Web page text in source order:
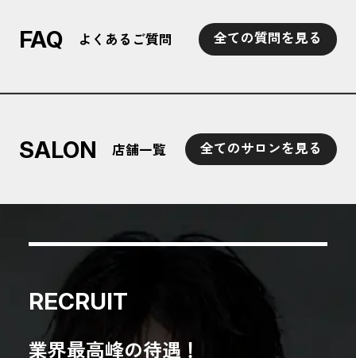
FAQ よくあるご質問 全ての質問を見る
SALON 店舗一覧 全てのサロンを見る
RECRUIT
業界最高峰の待遇！